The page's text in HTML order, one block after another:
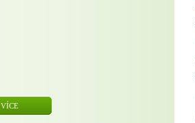
VÍCE